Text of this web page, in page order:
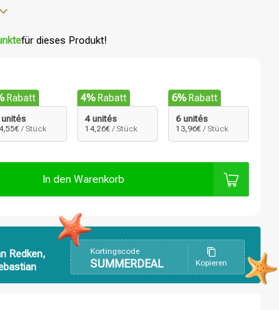
für dieses Produkt!
Rabatt
unités
/ Stück
4% Rabatt
4 unités
14,26€ / Stück
6% Rabatt
6 unités
13,96€ / Stück
In den Warenkorb
Redken,
Kortingscode
SUMMERDEAL Kopieren